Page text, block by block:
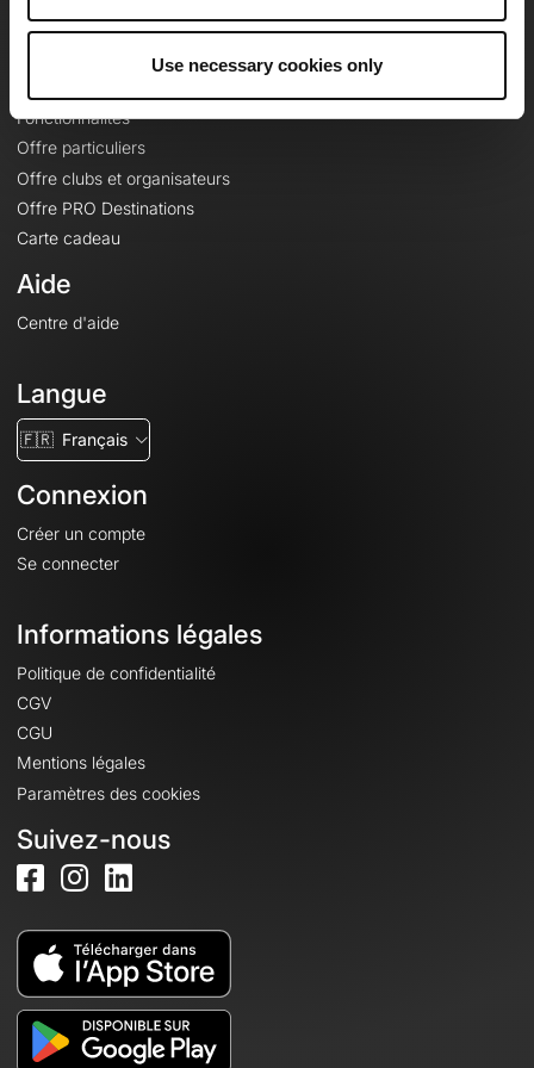
Use necessary cookies only
Fonctionnalités
Offre particuliers
Offre clubs et organisateurs
Offre PRO Destinations
Carte cadeau
Aide
Centre d'aide
Langue
🇫🇷 Français
Connexion
Créer un compte
Se connecter
Informations légales
Politique de confidentialité
CGV
CGU
Mentions légales
Paramètres des cookies
Suivez-nous